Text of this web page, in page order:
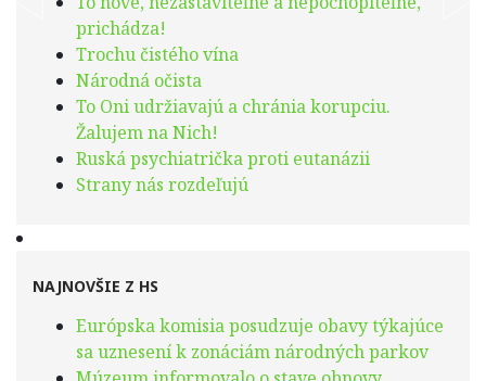
prichádza!
Trochu čistého vína
Národná očista
To Oni udržiavajú a chránia korupciu.
Žalujem na Nich!
Ruská psychiatrička proti eutanázii
Strany nás rozdeľujú
NAJNOVŠIE Z HS
Európska komisia posudzuje obavy týkajúce
sa uznesení k zonáciám národných parkov